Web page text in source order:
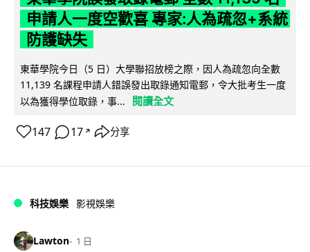
申請人一度空歡喜 專家:人為疏忽+系統
防護缺失
東華學院今日（5 日）大學聯招放榜之際，因人為疏忽向全數
11,139 名課程申請人錯誤發出取錄通知電郵，令大批考生一度
以為獲得學位取錄，事...
閱讀全文
147 17 ↗ 分享
科技娛樂 影視娛樂
Lawton 1 日